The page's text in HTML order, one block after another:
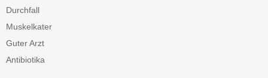
Durchfall
Muskelkater
Guter Arzt
Antibiotika